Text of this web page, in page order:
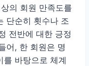
의 회원 만족도를
단순히 횟수나 조
전반에 대한 긍정
어, 한 회원은 명
를 바탕으로 체계